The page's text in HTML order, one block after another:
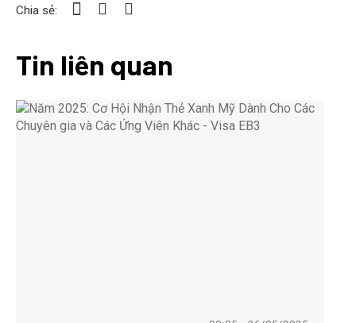
Chia sẻ:
Tin liên quan